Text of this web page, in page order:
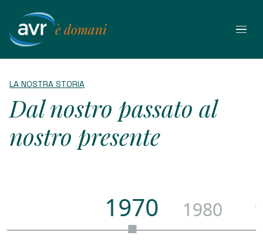
contenuto
è domani
LA NOSTRA STORIA
Dal nostro passato al
nostro presente
1970 1980